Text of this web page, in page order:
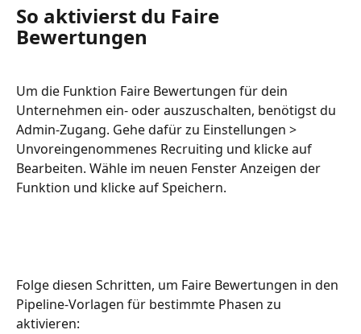
So aktivierst du Faire
Bewertungen
Um die Funktion Faire Bewertungen für dein
Unternehmen ein- oder auszuschalten, benötigst du
Admin-Zugang. Gehe dafür zu Einstellungen >
Unvoreingenommenes Recruiting und klicke auf
Bearbeiten. Wähle im neuen Fenster Anzeigen der
Funktion und klicke auf Speichern.
Folge diesen Schritten, um Faire Bewertungen in den
Pipeline-Vorlagen für bestimmte Phasen zu
aktivieren: